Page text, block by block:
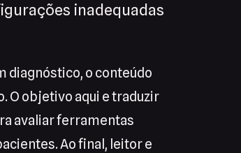
inadequadas
diagnóstico, o conteúdo
O objetivo aqui e traduzir
avaliar ferramentas
Ao final, leitor e